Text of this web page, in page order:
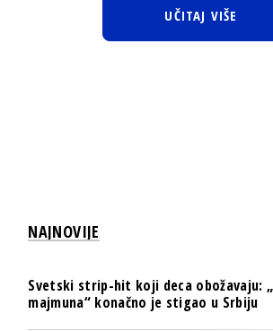
UČITAJ VIŠE
NAJNOVIJE
Svetski strip-hit koji deca obožavaju:
majmuna“ konačno je stigao u Srbiju